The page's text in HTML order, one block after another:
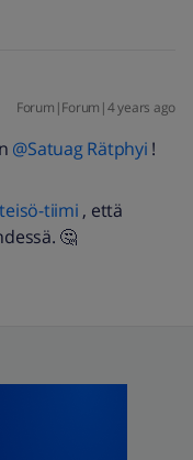
Forum|Forum|4 years ago
@Satuag Rätphyi !
tiimi , että
🤔